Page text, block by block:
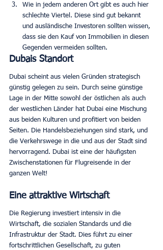
Wie in jedem anderen Ort gibt es auch hier
schlechte Viertel. Diese sind gut bekannt
und ausländische Investoren sollten wissen,
dass sie den Kauf von Immobilien in diesen
Gegenden vermeiden sollten.
Dubais Standort
Dubai scheint aus vielen Gründen strategisch
günstig gelegen zu sein. Durch seine günstige
Lage in der Mitte sowohl der östlichen als auch
der westlichen Länder hat Dubai eine Mischung
aus beiden Kulturen und profitiert von beiden
Seiten. Die Handelsbeziehungen sind stark, und
die Verkehrswege in die und aus der Stadt sind
hervorragend. Dubai ist eine der häufigsten
Zwischenstationen für Flugreisende in der
ganzen Welt!
Eine attraktive Wirtschaft
Die Regierung investiert intensiv in die
Wirtschaft, die sozialen Standards und die
Infrastruktur der Stadt. Dies führt zu einer
fortschrittlichen Gesellschaft, zu guten